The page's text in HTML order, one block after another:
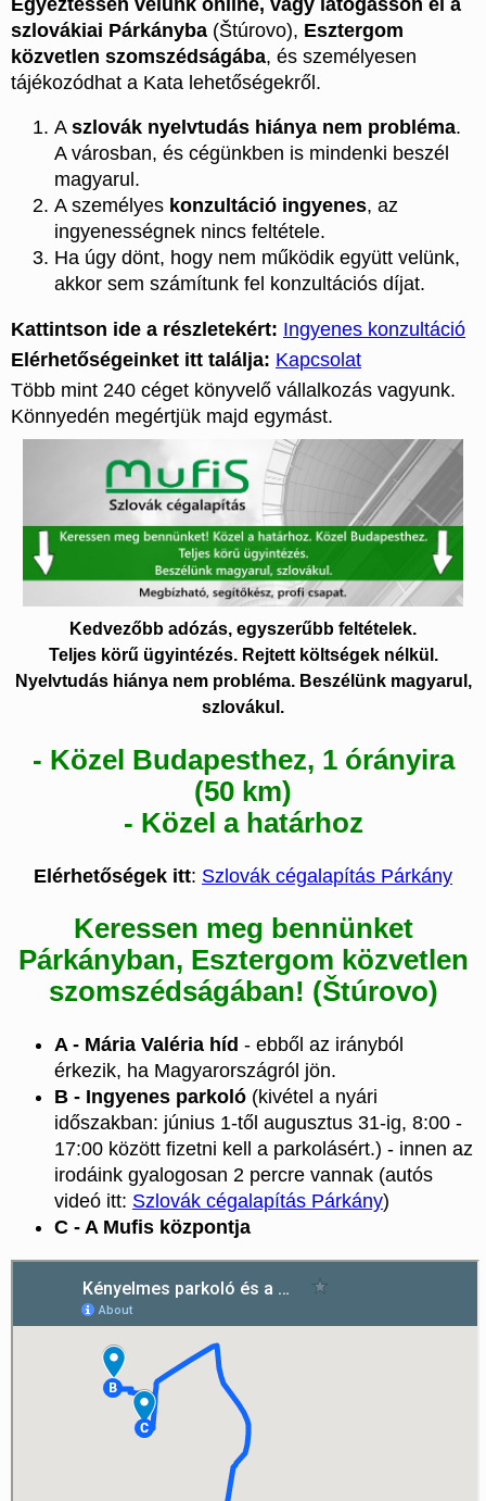
szlovákiai Párkányba (Štúrovo), Esztergom
közvetlen szomszédságába, és személyesen
tájékozódhat a Kata lehetőségekről.
A szlovák nyelvtudás hiánya nem probléma.
A városban, és cégünkben is mindenki beszél
magyarul.
A személyes konzultáció ingyenes, az
ingyenességnek nincs feltétele.
Ha úgy dönt, hogy nem működik együtt velünk,
akkor sem számítunk fel konzultációs díjat.
Kattintson ide a részletekért: Ingyenes konzultáció
Elérhetőségeinket itt találja: Kapcsolat
Több mint 240 céget könyvelő vállalkozás vagyunk.
Könnyedén megértjük majd egymást.
Kedvezőbb adózás, egyszerűbb feltételek.
Teljes körű ügyintézés. Rejtett költségek nélkül.
Nyelvtudás hiánya nem probléma. Beszélünk magyarul,
szlovákul.
- Közel Budapesthez, 1 órányira
(50 km)
- Közel a határhoz
Elérhetőségek itt: Szlovák cégalapítás Párkány
Keressen meg bennünket
Párkányban, Esztergom közvetlen
szomszédságában! (Štúrovo)
A - Mária Valéria híd - ebből az irányból
érkezik, ha Magyarországról jön.
B - Ingyenes parkoló (kivétel a nyári
időszakban: június 1-től augusztus 31-ig, 8:00 -
17:00 között fizetni kell a parkolásért.) - innen az
irodáink gyalogosan 2 percre vannak (autós
videó itt: Szlovák cégalapítás Párkány)
C - A Mufis központja